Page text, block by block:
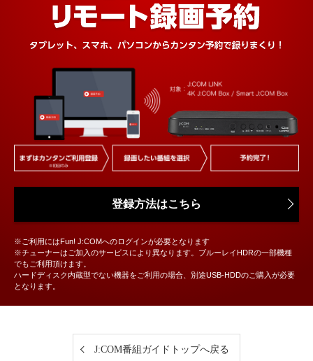
登録方法はこちら
※ご利用にはFun! J:COMへのログインが必要となります
※チューナーはご加入のサービスにより異なります。ブルーレイHDRの一部機種
でもご利用頂けます。
ハードディスク内蔵型でない機器をご利用の場合、別途USB-HDDのご購入が必要
となります。
J:COM番組ガイドトップへ戻る